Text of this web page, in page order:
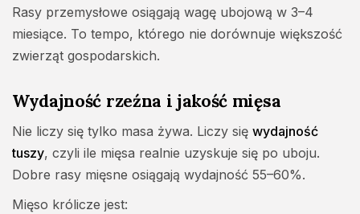
Rasy przemysłowe osiągają wagę ubojową w 3–4
miesiące. To tempo, którego nie dorównuje większość
zwierząt gospodarskich.
Wydajność rzeźna i jakość mięsa
Nie liczy się tylko masa żywa. Liczy się wydajność
tuszy, czyli ile mięsa realnie uzyskuje się po uboju.
Dobre rasy mięsne osiągają wydajność 55–60%.
Mięso królicze jest: